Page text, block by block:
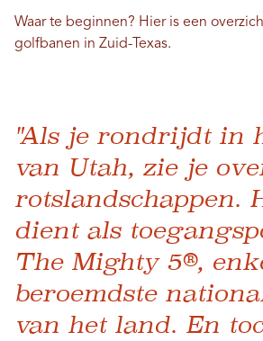
Waar te beginnen? Hier is een
golfbanen in Zuid-Texas.
"Als je rondrijdt in
van Utah, zie je
rotslandschappen.
dient als
The Mighty 5®,
beroemdste
van het land. En